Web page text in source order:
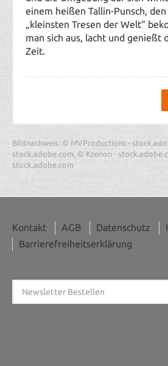
einem heißen Tallin-Punsch, den
„kleinsten Tresen der Welt“
man sich aus, lacht und genießt
Zeit.
Bildnachweis: © MVProductions -
stock.adobe.com, © Kzenon -
stock.adobe.com
Kontakt AGB Datenschutz
Barrierefreiheitserklärung